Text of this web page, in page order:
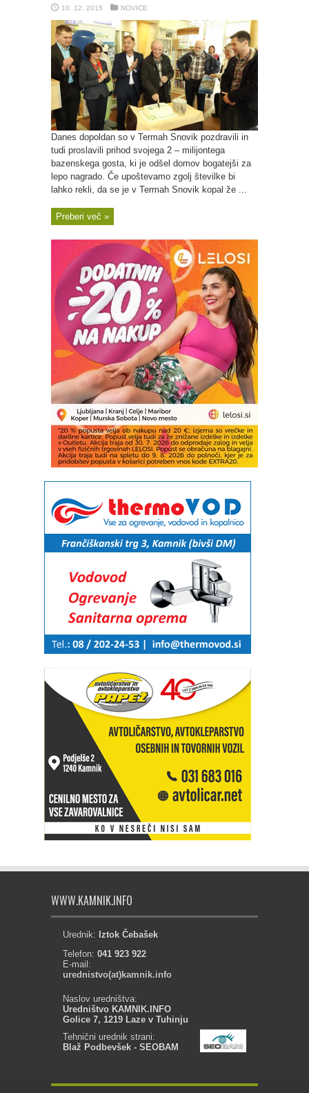
10. 12. 2015 NOVICE
Danes dopoldan so v Termah Snovik pozdravili in
tudi proslavili prihod svojega 2 – milijontega
bazenskega gosta, ki je odšel domov bogatejši za
lepo nagrado. Če upoštevamo zgolj številke bi
lahko rekli, da se je v Termah Snovik kopal že ...
Preberi več »
WWW.KAMNIK.INFO
Urednik: Iztok Čebašek
Telefon: 041 923 922
E-mail:
urednistvo(at)kamnik.info
Naslov uredništva:
Uredništvo KAMNIK.INFO
Golice 7, 1219 Laze v Tuhinju
Tehnični urednik strani:
Blaž Podbevšek - SEOBAM